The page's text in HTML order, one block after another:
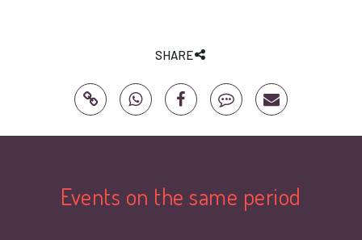
SHARE
Events on the same period